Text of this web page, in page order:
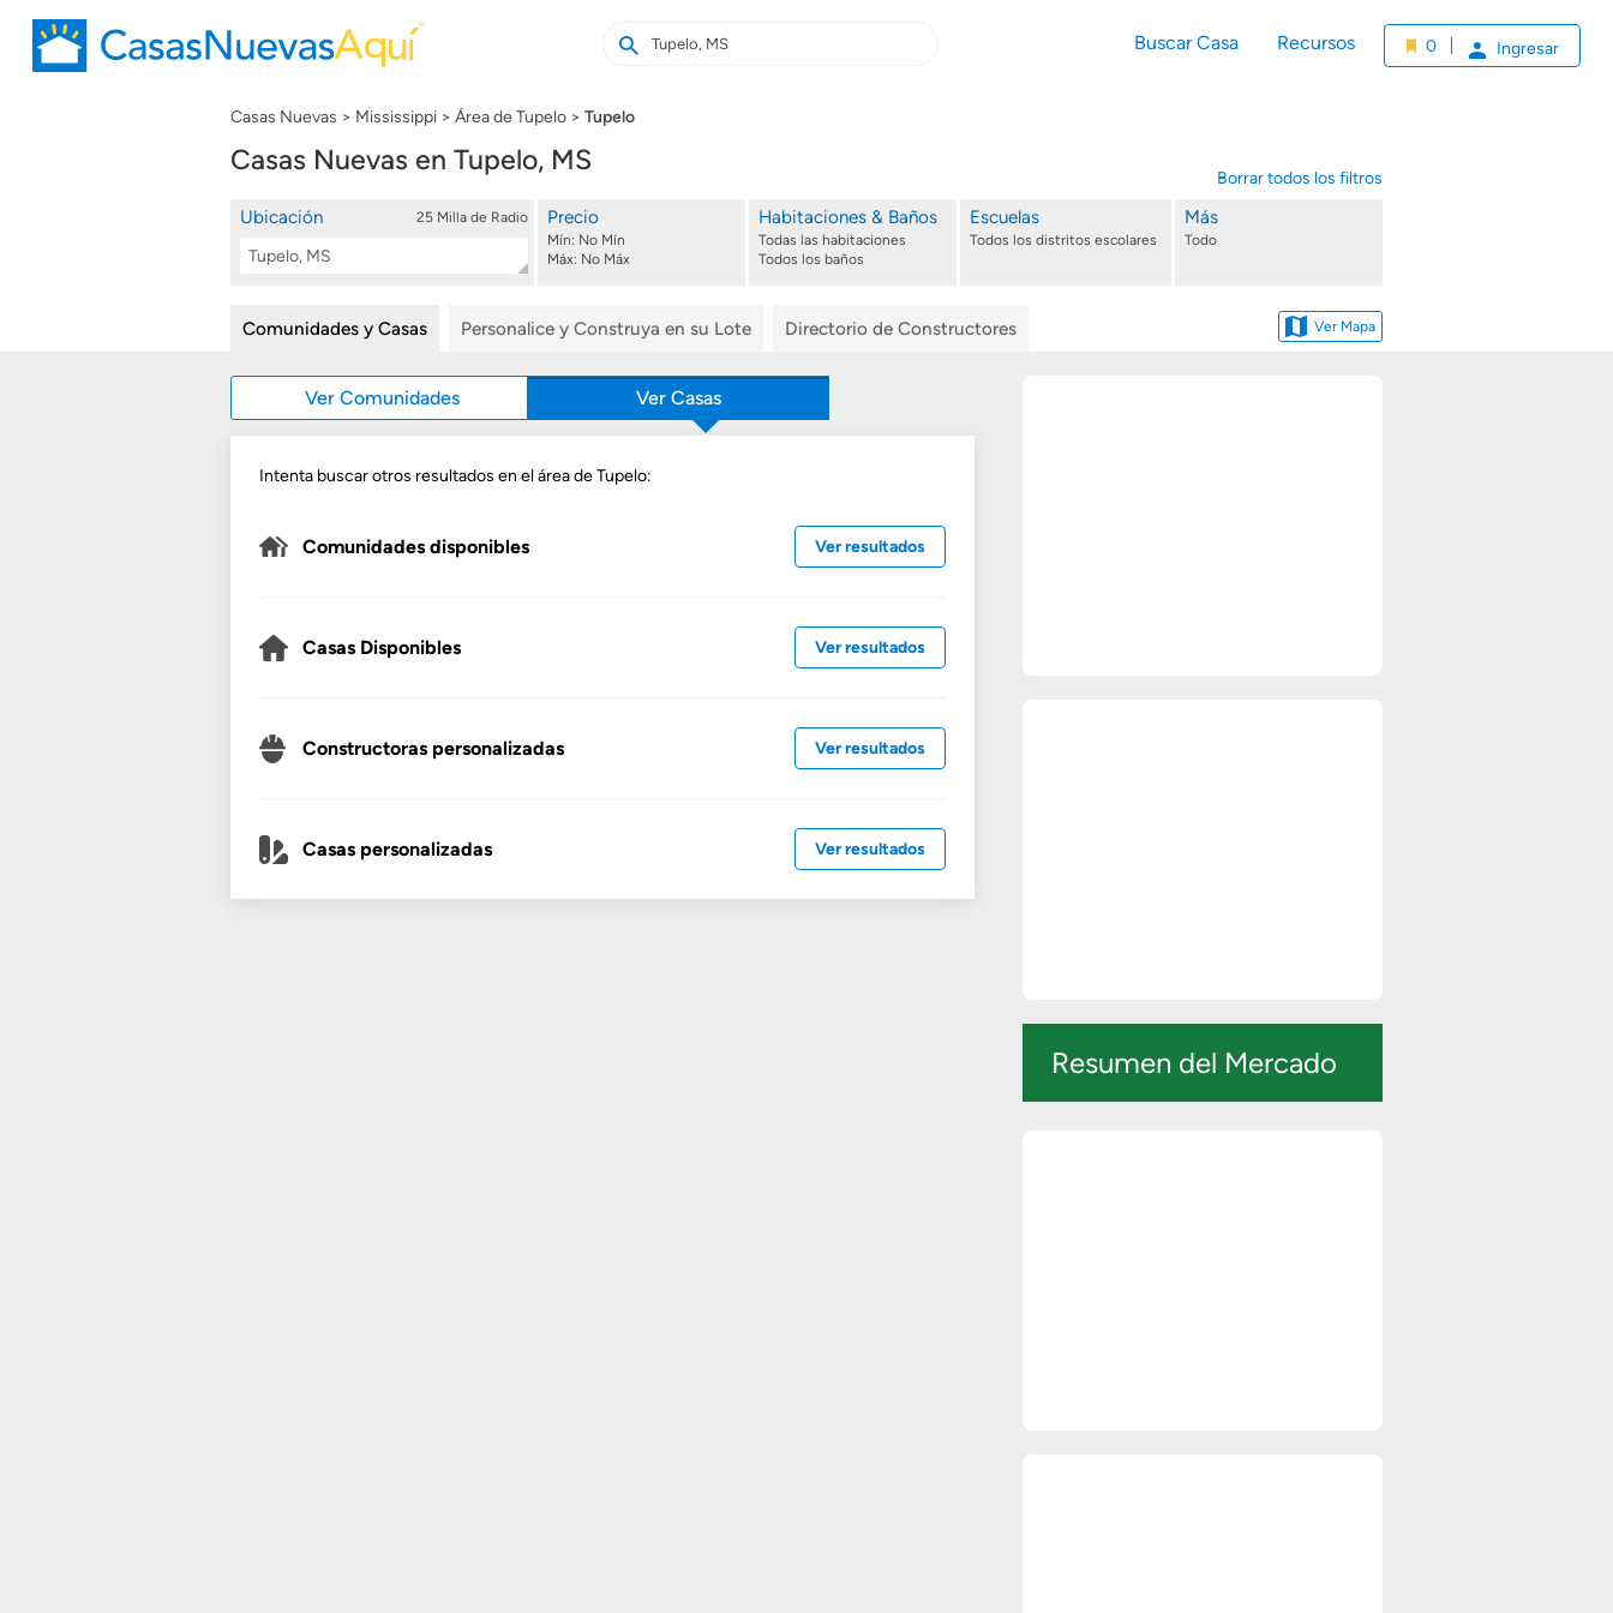
Buscar
casas
Buscar
Buscar Casa Recursos 0 Ingresar
Casas Nuevas Mississippi Área de Tupelo Tupelo
Casas Nuevas en Tupelo, MS
Borrar todos los filtros
Ubicación 25 Milla de Radio
Search
Buscar
Precio
Mín: No Mín
Máx: No Máx
Habitaciones & Baños
Todas las habitaciones
Todos los baños
Escuelas
Todos los distritos escolares
Más
Todo
Ver Mapa
Comunidades y Casas Personalice y Construya en su Lote Directorio de Constructores
Ver Comunidades Ver Casas
Intenta buscar otros resultados en el área de Tupelo:
Comunidades disponibles Ver resultados
Casas Disponibles Ver resultados
Constructoras personalizadas Ver resultados
Casas personalizadas Ver resultados
Resumen del Mercado